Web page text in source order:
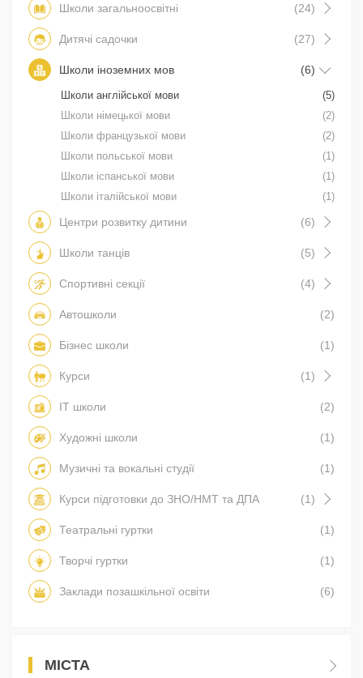
Школи загальноосвітні (24)
Дитячі садочки (27)
Школи іноземних мов (6)
Школи англійської мови
(5)
Школи німецької мови
(2)
Школи французької мови
(2)
Школи польської мови
(1)
Школи іспанської мови
(1)
Школи італійської мови
(1)
Центри розвитку дитини (6)
Школи танців (5)
Спортивні секції (4)
Автошколи (2)
Бізнес школи (1)
Курси (1)
IT школи (2)
Художні школи (1)
Музичні та вокальні студії (1)
Курси підготовки до ЗНО/НМТ та ДПА (1)
Театральні гуртки (1)
Творчі гуртки (1)
Заклади позашкільної освіти (6)
МІСТА